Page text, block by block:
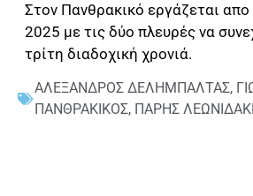
Στον Πανθρακικό εργάζεται
2025 με τις δύο πλευρές να
τρίτη διαδοχική χρονιά.
ΑΛΕΞΑΝΔΡΟΣ ΔΕΛΗΜΠΑΛΤΑΣ,
ΠΑΝΘΡΑΚΙΚΟΣ, ΠΑΡΗΣ